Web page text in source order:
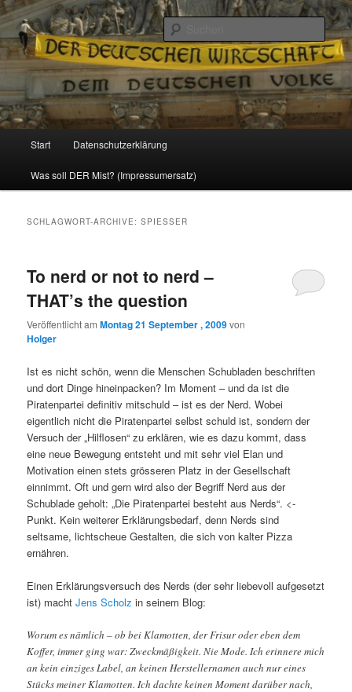
Reizzentrum
Politik, Wirtschaft, Soziales und Gesellschaft
Zum
Inhalt
Zum
sekundären
Start Datenschutzerklärung
Was soll DER Mist? (Impressumersatz)
SCHLAGWORT-ARCHIVE:SPIESSER
To nerd or not to nerd –
THAT’s the question
Veröffentlicht amMontag 21 September , 2009von
Holger
Ist es nicht schön, wenn die Menschen Schubladen beschriften
und dort Dinge hineinpacken? Im Moment – und da ist die
Piratenpartei definitiv mitschuld – ist es der Nerd. Wobei
eigentlich nicht die Piratenpartei selbst schuld ist, sondern der
Versuch der „Hilflosen“ zu erklären, wie es dazu kommt, dass
eine neue Bewegung entsteht und mit sehr viel Elan und
Motivation einen stets grösseren Platz in der Gesellschaft
einnimmt. Oft und gern wird also der Begriff Nerd aus der
Schublade geholt: „Die Piratenpartei besteht aus Nerds“. <-
Punkt. Kein weiterer Erklärungsbedarf, denn Nerds sind
seltsame, lichtscheue Gestalten, die sich von kalter Pizza
ernähren.
Einen Erklärungsversuch des Nerds (der sehr liebevoll aufgesetzt
ist) machtJens Scholz in seinem Blog:
Worum es nämlich – ob bei Klamotten, der Frisur oder eben dem
Koffer, immer ging war: Zweckmäßigkeit. Nie Mode. Ich erinnere mich
an kein einziges Label, an keinen Herstellernamen auch nur eines
Stücks meiner Klamotten. Ich dachte keinen Moment darüber nach,